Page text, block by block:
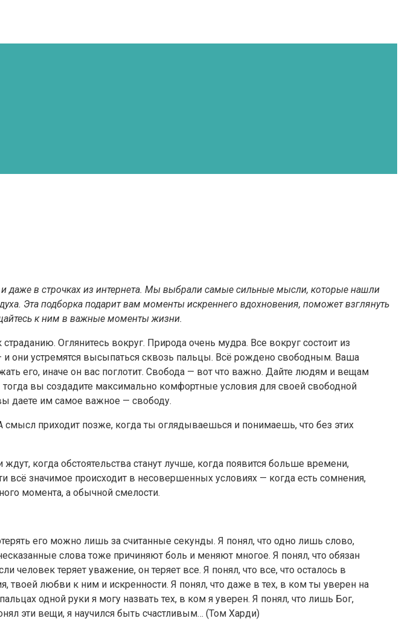
даже в строчках из интернета. Мы выбрали самые сильные мысли, которые нашли
Эта подборка подарит вам моменты искреннего вдохновения, поможет взглянуть
к ним в важные моменты жизни.
Оглянитесь вокруг. Природа очень мудра. Все вокруг состоит из
они устремятся высыпаться сквозь пальцы. Всё рождено свободным. Ваша
его, иначе он вас поглотит. Свобода — вот что важно. Дайте людям и вещам
тогда вы создадите максимально комфортные условия для своей свободной
даете им самое важное — свободу.
смысл приходит позже, когда ты оглядываешься и понимаешь, что без этих
когда обстоятельства станут лучше, когда появится больше времени,
всё значимое происходит в несовершенных условиях — когда есть сомнения,
момента, а обычной смелости.
его можно лишь за считанные секунды. Я понял, что одно лишь слово,
слова тоже причиняют боль и меняют многое. Я понял, что обязан
человек теряет уважение, он теряет все. Я понял, что все, что осталось в
любви к ним и искренности. Я понял, что даже в тех, в ком ты уверен на
одной руки я могу назвать тех, в ком я уверен. Я понял, что лишь Бог,
эти вещи, я научился быть счастливым… (Том Харди)